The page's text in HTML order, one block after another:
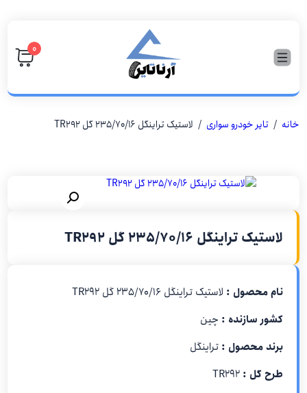
۰
خانه /تایر خودرو سواری / لاستیک تراینگل 235/70/16 گل TR292
لاستیک تراینگل 235/70/16 گل TR292
نام محصول : لاستیک تراینگل 235/70/16 گل TR292
کشور سازنده : چین
برند محصول : تراینگل
طرح گل : TR292